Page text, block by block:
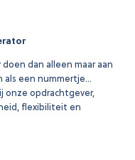
dan alleen maar aan
als een nummertje…
onze opdrachtgever,
flexibiliteit en